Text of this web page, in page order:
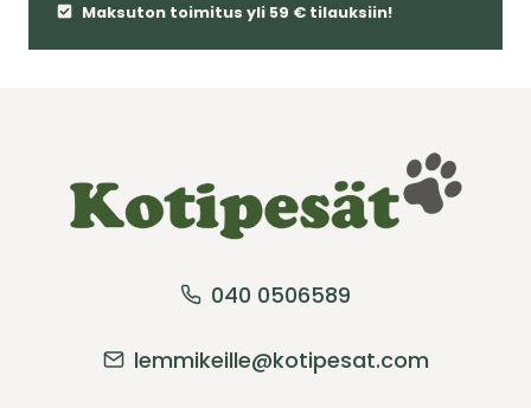
Maksuton toimitus yli 59 € tilauksiin!
040 0506589
lemmikeille@kotipesat.com